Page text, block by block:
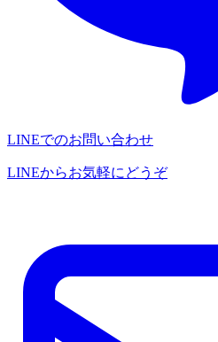
LINEでのお問い合わせ
LINEからお気軽にどうぞ